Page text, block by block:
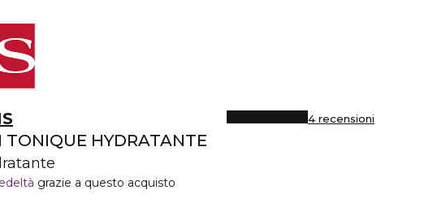
TONIQUE HYDRATANTE
4 recensioni
grazie a questo acquisto